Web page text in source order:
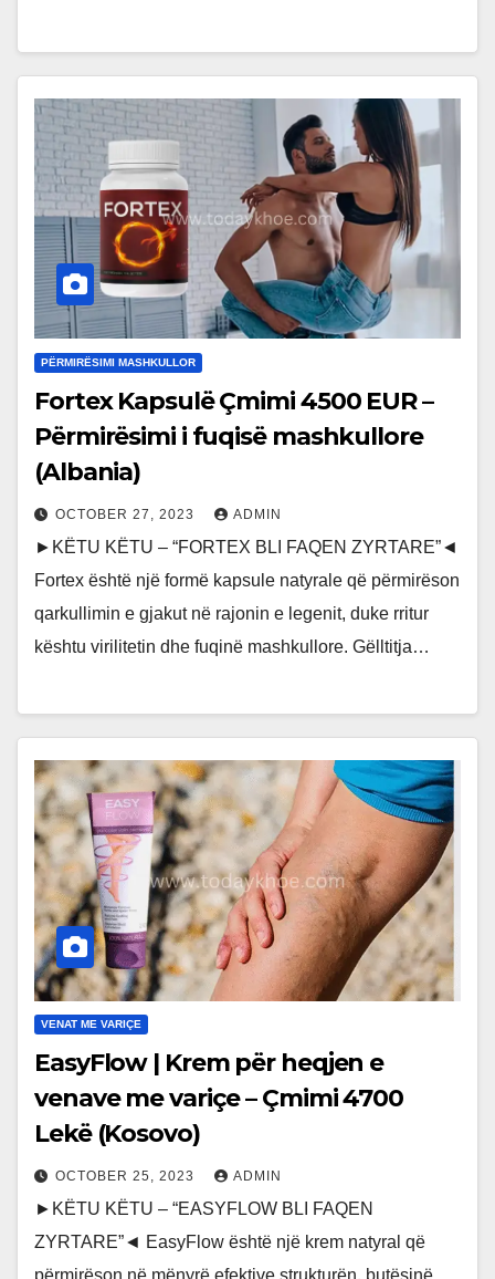
PËRMIRËSIMI MASHKULLOR
Fortex Kapsulë Çmimi 4500 EUR –
Përmirësimi i fuqisë mashkullore
(Albania)
OCTOBER 27, 2023 ADMIN
►KËTU KËTU – “FORTEX BLI FAQEN ZYRTARE”◄
Fortex është një formë kapsule natyrale që përmirëson
qarkullimin e gjakut në rajonin e legenit, duke rritur
kështu virilitetin dhe fuqinë mashkullore. Gëlltitja…
VENAT ME VARIÇE
EasyFlow | Krem për heqjen e
venave me variçe – Çmimi 4700
Lekë (Kosovo)
OCTOBER 25, 2023 ADMIN
►KËTU KËTU – “EASYFLOW BLI FAQEN
ZYRTARE”◄ EasyFlow është një krem natyral që